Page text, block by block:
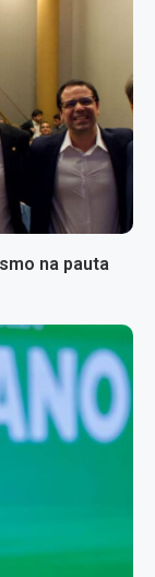
na pauta